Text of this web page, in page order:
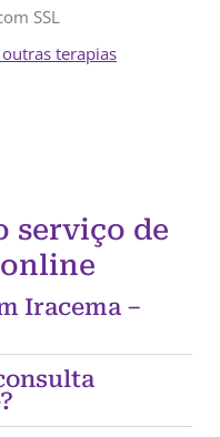
SSL
terapias
serviço de
Iracema –